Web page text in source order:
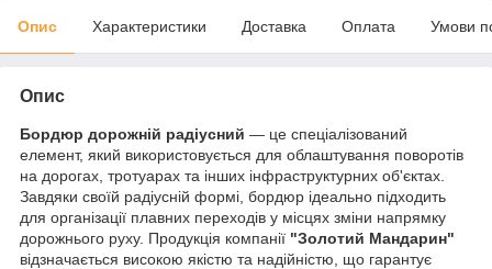
Опис Характеристики Доставка Оплата Умови
Опис
Бордюр дорожній радіусний — це спеціалізований
елемент, який використовується для облаштування поворотів
на дорогах, тротуарах та інших інфраструктурних об'єктах.
Завдяки своїй радіусній формі, бордюр ідеально підходить
для організації плавних переходів у місцях зміни напрямку
дорожнього руху. Продукція компанії "Золотий Мандарин"
відзначається високою якістю та надійністю, що гарантує